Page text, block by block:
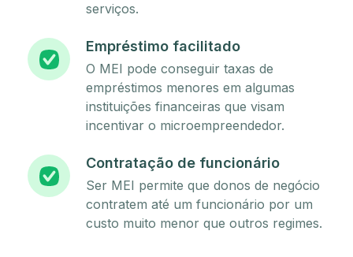
serviços.
Empréstimo facilitado
O MEI pode conseguir taxas de
empréstimos menores em algumas
instituições financeiras que visam
incentivar o microempreendedor.
Contratação de funcionário
Ser MEI permite que donos de negócio
contratem até um funcionário por um
custo muito menor que outros regimes.